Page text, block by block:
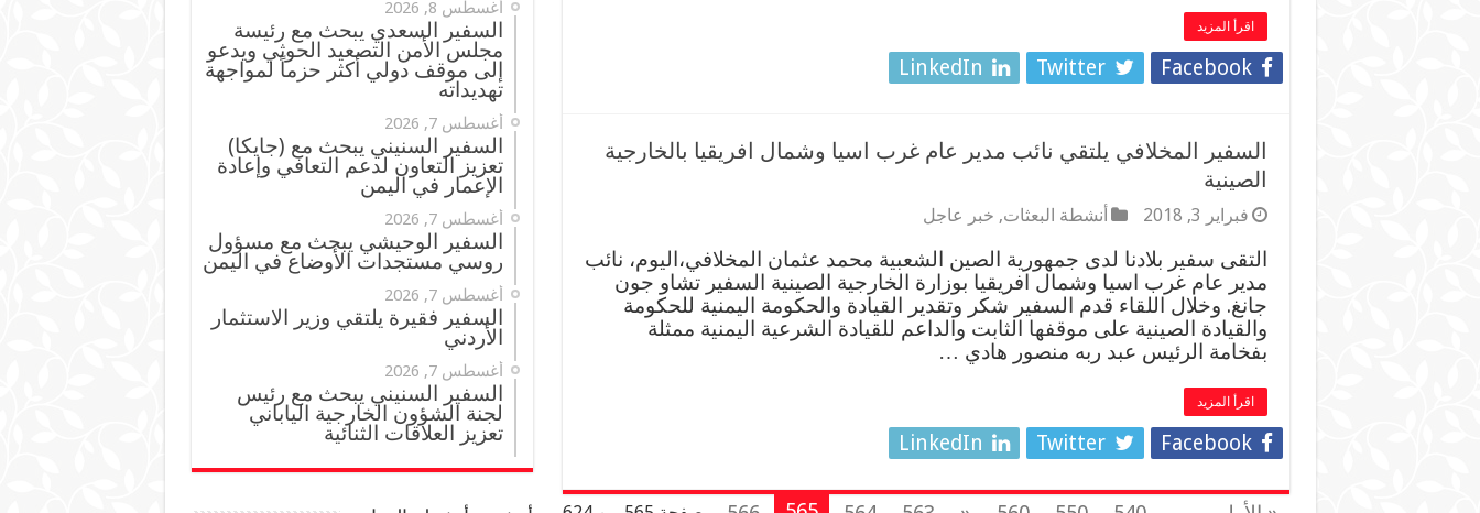
اقرأ المزيد
Facebook
Twitter
LinkedIn
السفير المخلافي يلتقي نائب مدير عام غرب اسيا وشمال افريقيا بالخارجية
الصينية
فبراير 3, 2018 أنشطة البعثات, خبر عاجل
التقى سفير بلادنا لدى جمهورية الصين الشعبية محمد عثمان المخلافي،اليوم، نائب
مدير عام غرب اسيا وشمال افريقيا بوزارة الخارجية الصينية السفير تشاو جون
جانغ. وخلال اللقاء قدم السفير شكر وتقدير القيادة والحكومة اليمنية للحكومة
والقيادة الصينية على موقفها الثابت والداعم للقيادة الشرعية اليمنية ممثلة
بفخامة الرئيس عبد ربه منصور هادي …
اقرأ المزيد
Facebook
Twitter
LinkedIn
أغسطس 8, 2026
السفير السعدي يبحث مع رئيسة
مجلس الأمن التصعيد الحوثي ويدعو
إلى موقف دولي أكثر حزماً لمواجهة
تهديداته
أغسطس 7, 2026
السفير السنيني يبحث مع (جايكا)
تعزيز التعاون لدعم التعافي وإعادة
الإعمار في اليمن
أغسطس 7, 2026
السفير الوحيشي يبحث مع مسؤول
روسي مستجدات الأوضاع في اليمن
أغسطس 7, 2026
السفير فقيرة يلتقي وزير الاستثمار
الأردني
أغسطس 7, 2026
السفير السنيني يبحث مع رئيس
لجنة الشؤون الخارجية الياباني
تعزيز العلاقات الثنائية